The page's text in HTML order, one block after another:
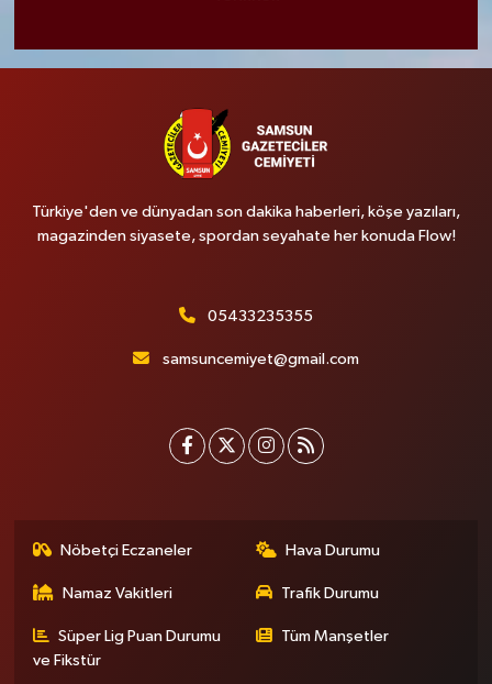
Türkiye'den ve dünyadan son dakika haberleri, köşe yazıları,
magazinden siyasete, spordan seyahate her konuda Flow!
05433235355
samsuncemiyet@gmail.com
Nöbetçi Eczaneler Hava Durumu
Namaz Vakitleri Trafik Durumu
Süper Lig Puan Durumu
ve Fikstür
Tüm Manşetler